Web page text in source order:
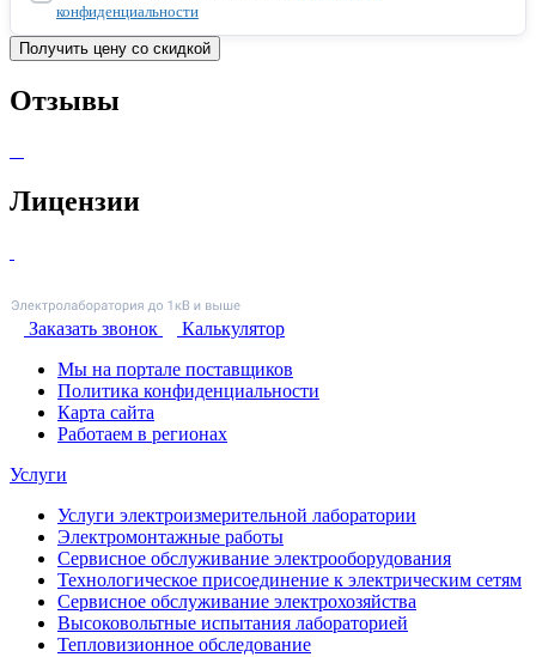
конфиденциальности
Отзывы
Лицензии
Заказать звонок
Калькулятор
Мы на портале поставщиков
Политика конфиденциальности
Карта сайта
Работаем в регионах
Услуги
Услуги электроизмерительной лаборатории
Электромонтажные работы
Сервисное обслуживание электрооборудования
Технологическое присоединение к электрическим сетям
Сервисное обслуживание электрохозяйства
Высоковольтные испытания лабораторией
Тепловизионное обследование